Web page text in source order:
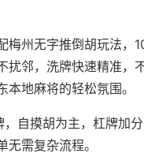
梅州无字推倒胡玩法，
邻，洗牌快速精准，
地麻将的轻松氛围。
自摸胡为主，杠牌加
需复杂流程。